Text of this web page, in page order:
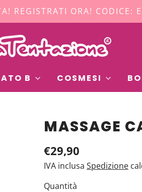
REGISTRATI ORA! CODICE:
B COSMESI
MASSAGE
€29,90
IVA inclusa Spedizione
Quantità